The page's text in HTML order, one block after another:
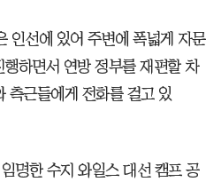
인선에 있어 주변에 폭넓게 자문
하면서 연방 정부를 재편할 차
측근들에게 전화를 걸고 있
명한 수지 와일스 대선 캠프 공